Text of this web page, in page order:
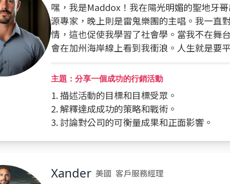
嘿，我是Maddox！我在陽光明媚的聖地牙
源專家，晚上則是雷鬼樂團的主唱。我一直
情，這也促使我學習了社會學。當我不在舞
會在加州海岸線上看到我衝浪。人生就是要
主題：分享一個成功的行銷活動
1. 描述活動的目標和目標受眾。
2. 解釋達成成功的策略和戰術。
3. 討論對公司的可衡量成果和正面影響。
Xander 美國 客戶服務經理